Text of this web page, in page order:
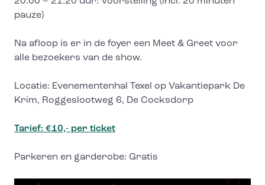
pauze)
Na afloop is er in de foyer een Meet & Greet voor
alle bezoekers van de show.
Locatie: Evenementenhal Texel op Vakantiepark De
Krim, Roggeslootweg 6, De Cocksdorp
Tarief: €10,- per ticket
Parkeren en garderobe: Gratis